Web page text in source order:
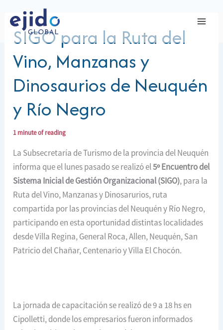
contenido
SIGO para la Ruta del
Vino, Manzanas y
Dinosaurios de Neuquén
y Río Negro
1 minute of reading
La Subsecretaría de Turismo de la provincia del Neuquén
informa que el lunes pasado se realizó el5º Encuentro del
Sistema Inicial de Gestión Organizacional (SIGO), para la
Ruta del Vino, Manzanas y Dinosarurios, ruta
compartida por las provincias del Neuquén y Río Negro,
participando en esta oportunidad distintas localidades
desde Villa Regina, General Roca, Allen, Neuquén, San
Patricio del Chañar, Centenario y Villa El Chocón.
La jornada de capacitación se realizó de 9 a 18 hs en
Cipolletti, donde los empresarios fueron informados